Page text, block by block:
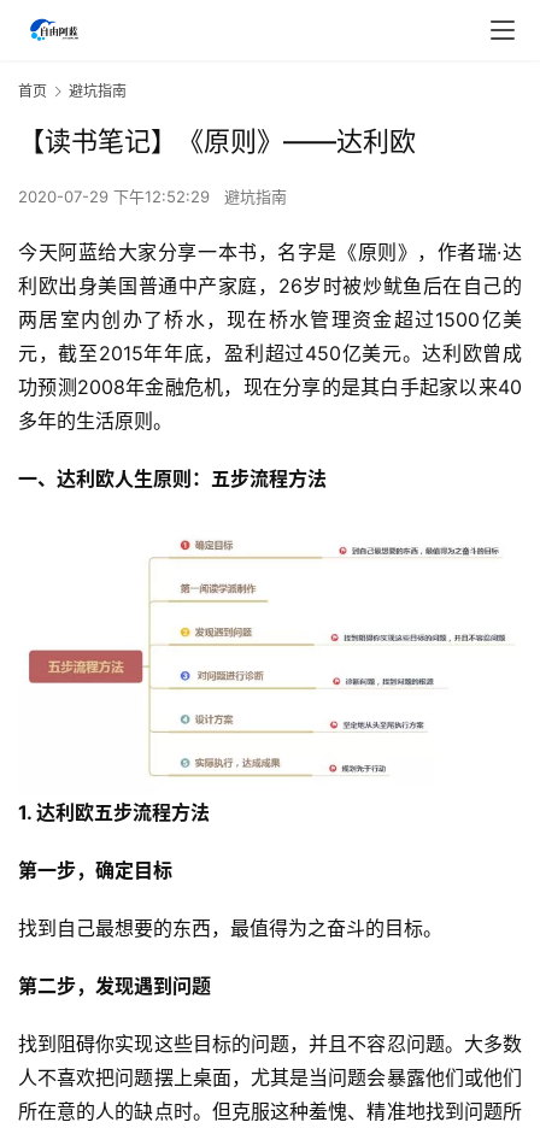
首页 避坑指南
【读书笔记】《原则》——达利欧
2020-07-29 下午12:52:29 避坑指南
今天阿蓝给大家分享一本书，名字是《原则》，作者瑞·达
利欧出身美国普通中产家庭，26岁时被炒鱿鱼后在自己的
两居室内创办了桥水，现在桥水管理资金超过1500亿美
元，截至2015年年底，盈利超过450亿美元。达利欧曾成
功预测2008年金融危机，现在分享的是其白手起家以来40
多年的生活原则。
一、达利欧人生原则：五步流程方法
1. 达利欧五步流程方法
第一步，确定目标
找到自己最想要的东西，最值得为之奋斗的目标。
第二步，发现遇到问题
找到阻碍你实现这些目标的问题，并且不容忍问题。大多数
人不喜欢把问题摆上桌面，尤其是当问题会暴露他们或他们
所在意的人的缺点时。但克服这种羞愧、精准地找到问题所